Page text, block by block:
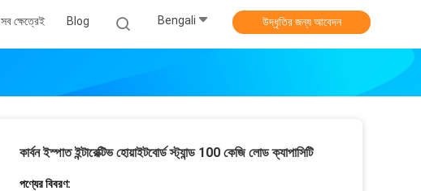
সব ক্ষেত্রেই Blog Bengali উদ্ধৃতির জন্য আবেদন
কার্বন ইস্পাত ইন্টারেক্টিভ হোয়াইটবোর্ড স্ট্যান্ড 100 কেজি লোড ক্যাপাসিটি
পণ্যের বিবরণ: